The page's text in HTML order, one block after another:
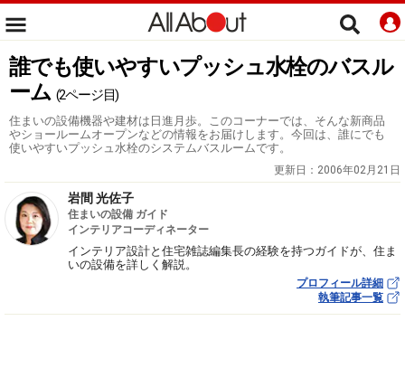
誰でも使いやすいプッシュ水栓のバスル
ーム (2ページ目)
住まいの設備機器や建材は日進月歩。このコーナーでは、そんな新商品
やショールームオープンなどの情報をお届けします。今回は、誰にでも
使いやすいプッシュ水栓のシステムバスルームです。
更新日： 2006年02月21日
岩間 光佐子
住まいの設備 ガイド
インテリアコーディネーター
インテリア設計と住宅雑誌編集長の経験を持つガイドが、住ま
いの設備を詳しく解説。
プロフィール詳細
執筆記事一覧